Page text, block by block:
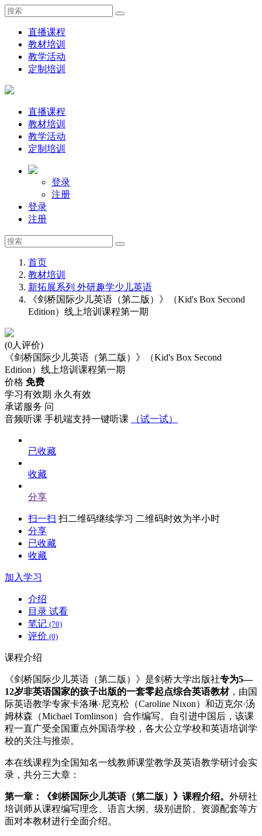
直播课程
教材培训
教学活动
定制培训
直播课程
教材培训
教学活动
定制培训
登录
注册
登录
注册
首页
教材培训
新拓展系列 外研趣学少儿英语
《剑桥国际少儿英语（第二版）》（Kid's Box Second
Edition）线上培训课程第一期
(0人评价)
《剑桥国际少儿英语（第二版）》（Kid's Box Second
Edition）线上培训课程第一期
价格 免费
学习有效期 永久有效
承诺服务 问
音频听课 手机端支持一键听课 （试一试）
已收藏
收藏
分享
扫一扫 扫二维码继续学习 二维码时效为半小时
分享
已收藏
收藏
加入学习
介绍
目录 试看
笔记 (70)
评价 (0)
课程介绍
《剑桥国际少儿英语（第二版）》是剑桥大学出版社专为5—
12岁非英语国家的孩子出版的一套零起点综合英语教材，由国
际英语教学专家卡洛琳·尼克松（Caroline Nixon）和迈克尔·汤
姆林森（Michael Tomlinson）合作编写。自引进中国后，该课
程一直广受全国重点外国语学校，各大公立学校和英语培训学
校的关注与推崇。
本在线课程为全国知名一线教师课堂教学及英语教学研讨会实
录，共分三大章：
第一章：《剑桥国际少儿英语（第二版）》课程介绍。 外研社
培训师从课程编写理念、语言大纲、级别进阶、资源配套等方
面对本教材进行全面介绍。